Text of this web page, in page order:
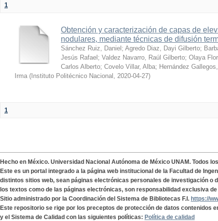
1
Obtención y caracterización de capas de
nodulares, mediante técnicas de difusión
Sánchez Ruiz, Daniel ; Agredo Diaz, Dayi Gilberto;
Jesús Rafael ; Valdez Navarro, Raúl Gilberto; Olaya
Carlos Alberto; Covelo Villar, Alba; Hernández
Irma ( Instituto Politécnico Nacional , 2020-04-27)
1
Hecho en México. Universidad Nacional Autónoma de México UNAM. Todos
Este es un portal integrado a la página web institucional de la Facultad de
distintos sitios web, sean páginas electrónicas personales de investigación o
los textos como de las páginas electrónicas, son responsabilidad exclusiva
Sitio administrado por la Coordinación del Sistema de Bibliotecas F.I. https://
Este repositorio se rige por los preceptos de protección de datos contenidos
y el Sistema de Calidad con las siguientes políticas: Política de calidad